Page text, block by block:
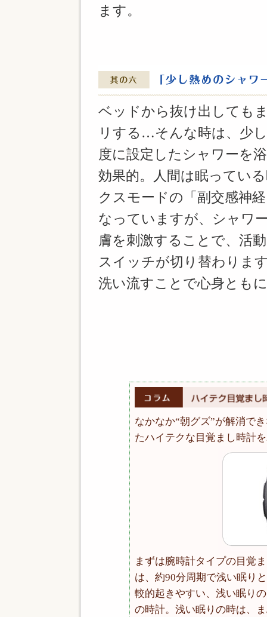
ます。
ベッドから抜け出しても
リする…そんな時は、少
度に設定したシャワーを
効果的。人間は眠ってい
クスモードの「副交感神
なっていますが、シャワ
膚を刺激することで、活
スイッチが切り替わりま
洗い流すことで心身とも
なかなか“朝グズ”が解消で
たハイテクな目覚まし時計
まずは腕時計タイプの目覚
は、約90分周期で浅い眠り
較的起きやすい、浅い眠り
の時計。浅い眠りの時は、